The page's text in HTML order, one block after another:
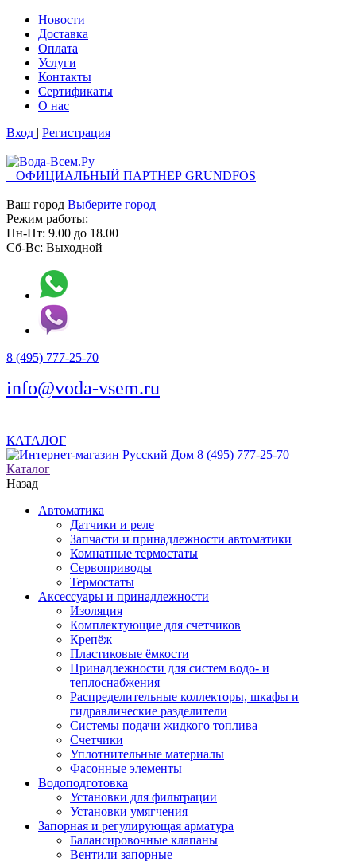
Новости
Доставка
Оплата
Услуги
Контакты
Cертификаты
О нас
Вход | Регистрация
ОФИЦИАЛЬНЫЙ ПАРТНЕР GRUNDFOS
Ваш город Выберите город
Режим работы:
Пн-Пт: 9.00 до 18.00
Сб-Вс: Выходной
8 (495) 777-25-70
info@voda-vsem.ru
КАТАЛОГ
8 (495) 777-25-70
Каталог
Назад
Автоматика
Датчики и реле
Запчасти и принадлежности автоматики
Комнатные термостаты
Сервоприводы
Термостаты
Аксессуары и принадлежности
Изоляция
Комплектующие для счетчиков
Крепёж
Пластиковые ёмкости
Принадлежности для систем водо- и
теплоснабжения
Распределительные коллекторы, шкафы и
гидравлические разделители
Системы подачи жидкого топлива
Счетчики
Уплотнительные материалы
Фасонные элементы
Водоподготовка
Установки для фильтрации
Установки умягчения
Запорная и регулирующая арматура
Балансировочные клапаны
Вентили запорные